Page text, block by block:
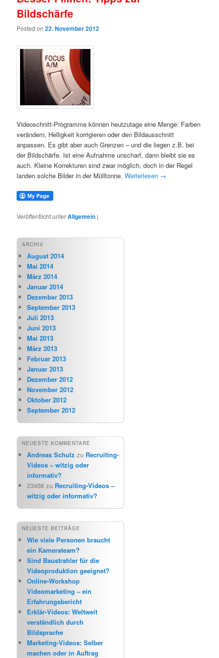
Bildschärfe
Posted on22. November 2012
Videoschnitt-Programme können heutzutage eine Menge: Farben
verändern, Helligkeit korrigieren oder den Bildausschnitt
anpassen. Es gibt aber auch Grenzen – und die liegen z.B. bei
der Bildschärfe. Ist eine Aufnahme unscharf, dann bleibt sie es
auch. Kleine Korrekturen sind zwar möglich, doch in der Regel
landen solche Bilder in der Mülltonne.Weiterlesen →
Veröffentlicht unterAllgemein |
ARCHIV
August 2014
Mai 2014
März 2014
Januar 2014
Dezember 2013
September 2013
Juli 2013
Juni 2013
Mai 2013
März 2013
Februar 2013
Januar 2013
Dezember 2012
November 2012
Oktober 2012
September 2012
NEUESTE KOMMENTARE
Andreas Schulz zu Recruiting-
Videos – witzig oder
informativ?
23456 zu Recruiting-Videos –
witzig oder informativ?
NEUESTE BEITRÄGE
Wie viele Personen braucht
ein Kamerateam?
Sind Baustrahler für die
Videoproduktion geeignet?
Online-Workshop
Videomarketing – ein
Erfahrungsbericht
Erklär-Videos: Weltweit
verständlich durch
Bildsprache
Marketing-Videos: Selber
machen oder in Auftrag